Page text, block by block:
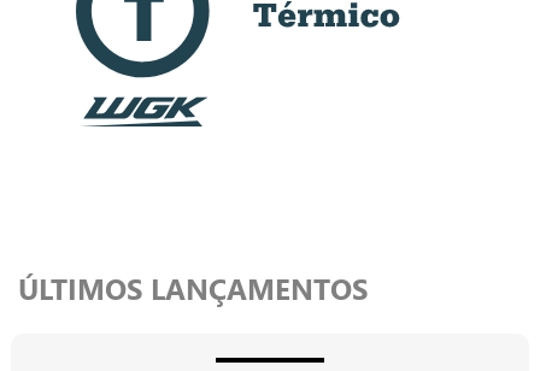
ÚLTIMOS LANÇAMENTOS